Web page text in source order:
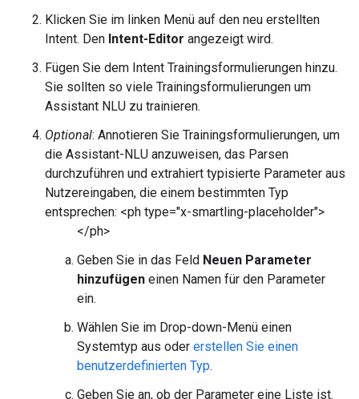
Klicken Sie im linken Menü auf den neu erstellten
Intent. Den Intent-Editor angezeigt wird.
Fügen Sie dem Intent Trainingsformulierungen hinzu.
Sie sollten so viele Trainingsformulierungen um
Assistant NLU zu trainieren.
Optional: Annotieren Sie Trainingsformulierungen, um
die Assistant-NLU anzuweisen, das Parsen
durchzuführen und extrahiert typisierte Parameter aus
Nutzereingaben, die einem bestimmten Typ
entsprechen: <ph type="x-smartling-placeholder">
</ph>
Geben Sie in das Feld Neuen Parameter
hinzufügen einen Namen für den Parameter
ein.
Wählen Sie im Drop-down-Menü einen
Systemtyp aus oder erstellen Sie einen
benutzerdefinierten Typ.
Geben Sie an, ob der Parameter eine Liste ist.